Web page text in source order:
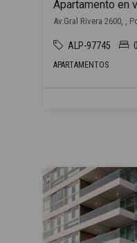
Av.Gral Rivera 2600, ,
ALP-97745 0
APARTAMENTOS